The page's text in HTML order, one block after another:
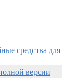
средства для
версии